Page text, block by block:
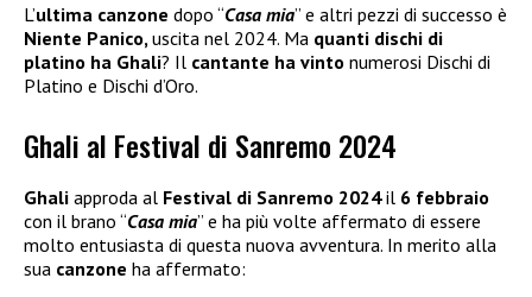
L’ultima canzone dopo “Casa mia” e altri pezzi di successo è
Niente Panico, uscita nel 2024. Ma quanti dischi di
platino ha Ghali? Il cantante ha vinto numerosi Dischi di
Platino e Dischi d’Oro.
Ghali al Festival di Sanremo 2024
Ghali approda al Festival di Sanremo 2024il 6 febbraio
con il brano “Casa mia” e ha più volte affermato di essere
molto entusiasta di questa nuova avventura. In merito alla
sua canzone ha affermato: